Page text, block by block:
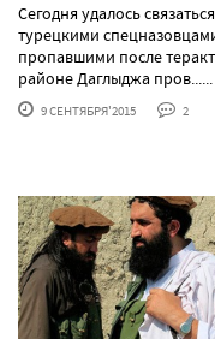
Сегодня удалось
турецкими
пропавшими после
районе Даглыджа пров......
9 СЕНТЯБРЯ'2015 2